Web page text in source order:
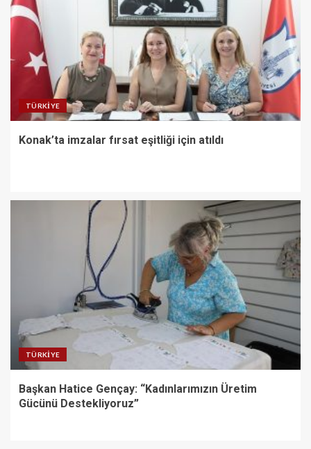
TÜRKIYE
Konak’ta imzalar fırsat eşitliği için atıldı
TÜRKIYE
Başkan Hatice Gençay: “Kadınlarımızın Üretim
Gücünü Destekliyoruz”